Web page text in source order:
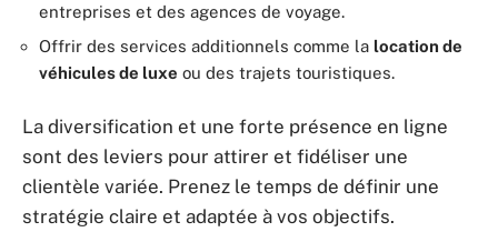
entreprises et des agences de voyage.
Offrir des services additionnels comme la location de
véhicules de luxe ou des trajets touristiques.
La diversification et une forte présence en ligne
sont des leviers pour attirer et fidéliser une
clientèle variée. Prenez le temps de définir une
stratégie claire et adaptée à vos objectifs.